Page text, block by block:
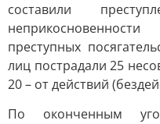
составили
преступных
лиц пострадали 25
20 – от действий
По оконченным